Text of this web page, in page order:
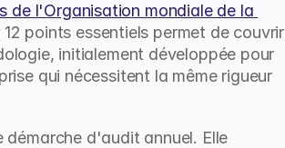
de l'Organisation mondiale de la
points essentiels permet de couvrir
initialement développée pour
qui nécessitent la même rigueur
d'audit annuel. Elle